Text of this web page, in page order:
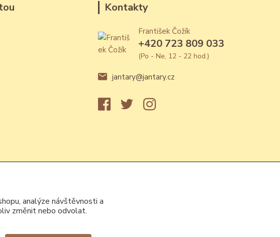
Kontakty
František Čožík
+420 723 809 033
(Po - Ne, 12 - 22 hod.)
jantary@jantary.cz
analýze návštěvnosti a
změnit nebo odvolat.